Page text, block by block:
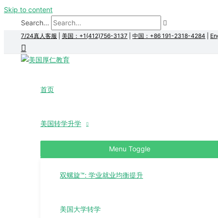
Skip to content
Search...
7/24真人客服 美国：+1(412)756-3137 中国：+86 191-2318-4284
首页
美国转学升学
Menu Toggle
双螺旋™: 学业就业均衡提升
美国大学转学